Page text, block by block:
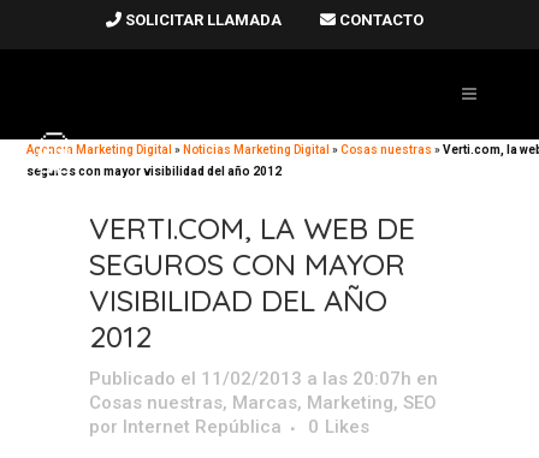
SOLICITAR LLAMADA CONTACTO
Agencia Marketing Digital » Noticias Marketing Digital »Cosas nuestras »Verti.com, la
seguros con mayor visibilidad del año 2012
VERTI.COM, LA WEB DE
SEGUROS CON MAYOR
VISIBILIDAD DEL AÑO
2012
Publicado el 11/02/2013 a las 20:07h en
Cosas nuestras, Marcas, Marketing, SEO
por Internet República 0 Likes